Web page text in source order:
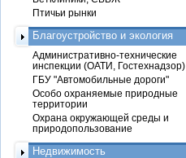
Птичьи рынки
Благоустройство и экология
Административно-технические
инспекции (ОАТИ, Гостехнадзор)
ГБУ "Автомобильные дороги"
Особо охраняемые природные
территории
Охрана окружающей среды и
природопользование
Недвижимость